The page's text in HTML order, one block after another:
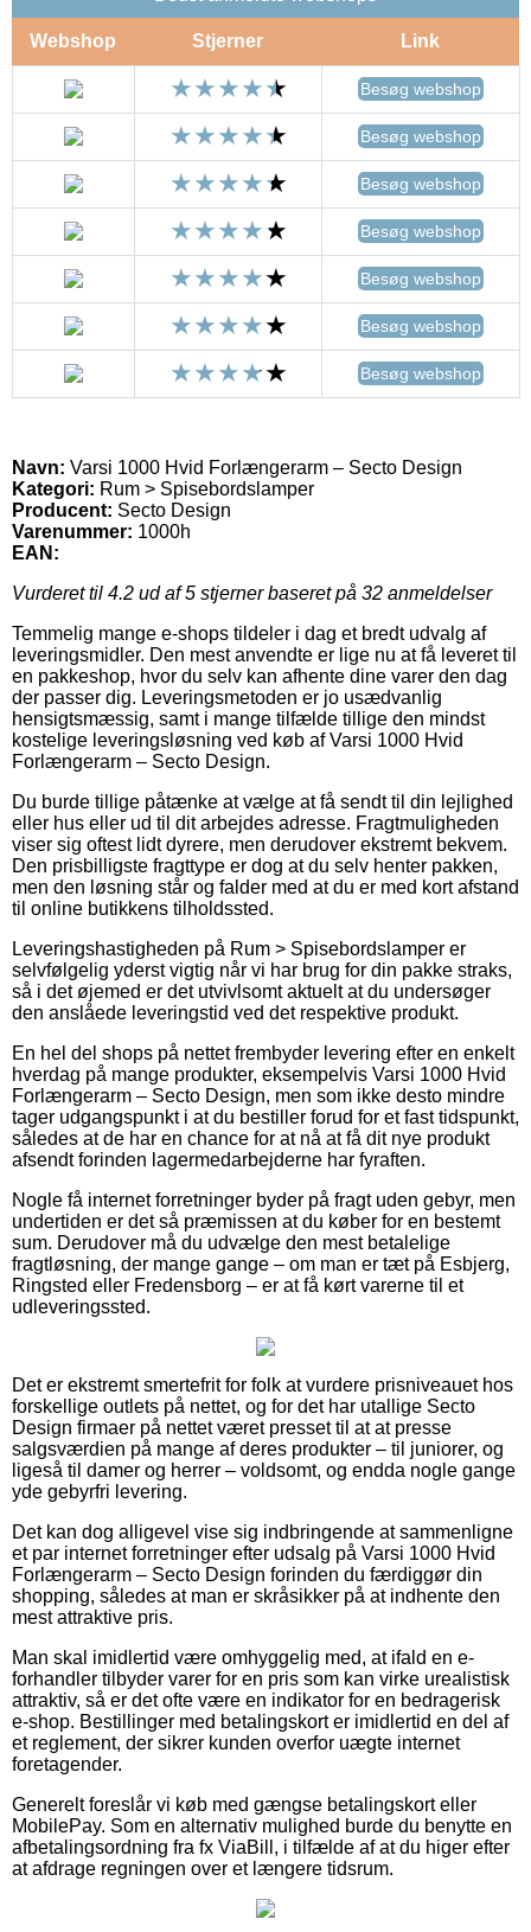
Webshop Stjerner Link
Besøg webshop
Besøg webshop
Besøg webshop
Besøg webshop
Besøg webshop
Besøg webshop
Besøg webshop
Navn: Varsi 1000 Hvid Forlængerarm – Secto Design
Kategori: Rum > Spisebordslamper
Producent: Secto Design
Varenummer: 1000h
EAN:
Vurderet til 4.2 ud af 5 stjerner baseret på 32 anmeldelser
Temmelig mange e-shops tildeler i dag et bredt udvalg af
leveringsmidler. Den mest anvendte er lige nu at få leveret til
en pakkeshop, hvor du selv kan afhente dine varer den dag
der passer dig. Leveringsmetoden er jo usædvanlig
hensigtsmæssig, samt i mange tilfælde tillige den mindst
kostelige leveringsløsning ved køb af Varsi 1000 Hvid
Forlængerarm – Secto Design.
Du burde tillige påtænke at vælge at få sendt til din lejlighed
eller hus eller ud til dit arbejdes adresse. Fragtmuligheden
viser sig oftest lidt dyrere, men derudover ekstremt bekvem.
Den prisbilligste fragttype er dog at du selv henter pakken,
men den løsning står og falder med at du er med kort afstand
til online butikkens tilholdssted.
Leveringshastigheden på Rum > Spisebordslamper er
selvfølgelig yderst vigtig når vi har brug for din pakke straks,
så i det øjemed er det utvivlsomt aktuelt at du undersøger
den anslåede leveringstid ved det respektive produkt.
En hel del shops på nettet frembyder levering efter en enkelt
hverdag på mange produkter, eksempelvis Varsi 1000 Hvid
Forlængerarm – Secto Design, men som ikke desto mindre
tager udgangspunkt i at du bestiller forud for et fast tidspunkt,
således at de har en chance for at nå at få dit nye produkt
afsendt forinden lagermedarbejderne har fyraften.
Nogle få internet forretninger byder på fragt uden gebyr, men
undertiden er det så præmissen at du køber for en bestemt
sum. Derudover må du udvælge den mest betalelige
fragtløsning, der mange gange – om man er tæt på Esbjerg,
Ringsted eller Fredensborg – er at få kørt varerne til et
udleveringssted.
Det er ekstremt smertefrit for folk at vurdere prisniveauet hos
forskellige outlets på nettet, og for det har utallige Secto
Design firmaer på nettet været presset til at at presse
salgsværdien på mange af deres produkter – til juniorer, og
ligeså til damer og herrer – voldsomt, og endda nogle gange
yde gebyrfri levering.
Det kan dog alligevel vise sig indbringende at sammenligne
et par internet forretninger efter udsalg på Varsi 1000 Hvid
Forlængerarm – Secto Design forinden du færdiggør din
shopping, således at man er skråsikker på at indhente den
mest attraktive pris.
Man skal imidlertid være omhyggelig med, at ifald en e-
forhandler tilbyder varer for en pris som kan virke urealistisk
attraktiv, så er det ofte være en indikator for en bedragerisk
e-shop. Bestillinger med betalingskort er imidlertid en del af
et reglement, der sikrer kunden overfor uægte internet
foretagender.
Generelt foreslår vi køb med gængse betalingskort eller
MobilePay. Som en alternativ mulighed burde du benytte en
afbetalingsordning fra fx ViaBill, i tilfælde af at du higer efter
at afdrage regningen over et længere tidsrum.